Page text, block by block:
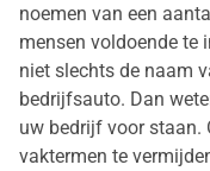
noemen van een
mensen voldoende te
niet slechts de naam
bedrijfsauto. Dan
uw bedrijf voor staan.
vaktermen te